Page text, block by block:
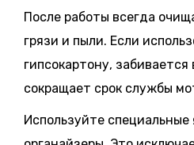
После работы всегда
грязи и пыли. Если
гипсокартону,
сокращает срок службы
Используйте